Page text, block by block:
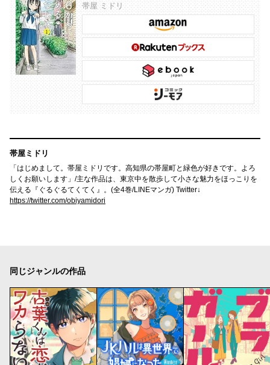
帯屋 ミドリ
帯屋ミドリ
「はじめまして。帯屋ミドリです。高知県の帯屋町と緑色が好きです。よろ
しくお願いします」/主な作品は、東京中を散歩して小さな魅力をほっこりを
伝える『ぐるぐるてくてく』。(全4巻/LINEマンガ) Twitter↓
https://twitter.com/obiyamidori
同じジャンルの作品